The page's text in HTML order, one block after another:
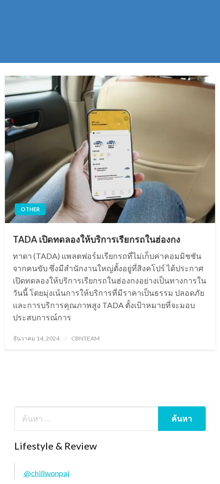
OTHER
TADA เปิดทดลองให้บริการเรียกรถในฮ่องกง
ทาดา (TADA) แพลตฟอร์มเรียกรถที่ไม่เก็บค่าคอมมิชชัน
จากคนขับ ซึ่งมีสำนักงานใหญ่ตั้งอยู่ที่สิงคโปร์ ได้ประกาศ
เปิดทดลองให้บริการเรียกรถในฮ่องกงอย่างเป็นทางการใน
วันนี้ โดยมุ่งเน้นการให้บริการที่มีราคาเป็นธรรม ปลอดภัย
และการบริการคุณภาพสูง TADA ตั้งเป้าหมายที่จะมอบ
ประสบการณ์การ
Posted
ธันวาคม 14, 2024 CBNTEAM
Lifestyle & Review
@chillwonpai